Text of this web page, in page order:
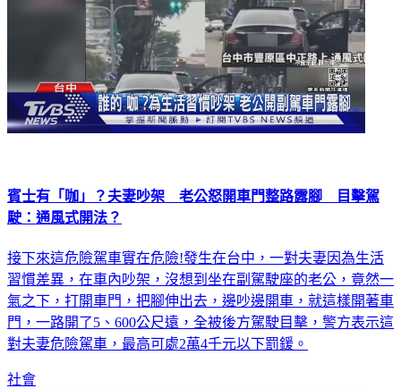
賓士有「咖」？夫妻吵架 老公怒開車門整路露腳 目擊駕
駛：通風式開法？
接下來這危險駕車實在危險!發生在台中，一對夫妻因為生活
習慣差異，在車內吵架，沒想到坐在副駕駛座的老公，竟然一
氣之下，打開車門，把腳伸出去，邊吵邊開車，就這樣開著車
門，一路開了5、600公尺遠，全被後方駕駛目擊，警方表示這
對夫妻危險駕車，最高可處2萬4千元以下罰鍰。
社會